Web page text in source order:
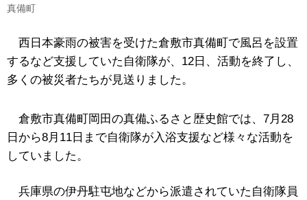
真備町
西日本豪雨の被害を受けた倉敷市真備町で風呂を設置
するなど支援していた自衛隊が、12日、活動を終了し、
多くの被災者たちが見送りました。
倉敷市真備町岡田の真備ふるさと歴史館では、7月28
日から8月11日まで自衛隊が入浴支援など様々な活動を
していました。
兵庫県の伊丹駐屯地などから派遣されていた自衛隊員